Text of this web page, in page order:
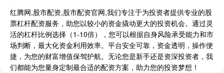
红腾网,股市配资,股市配资官网,我们专注于为投资者提供专业的股
票杠杆配资服务，助您以较小的资金撬动更大的投资机会。通过灵
活的杠杆比例选择（1-10倍），您可以根据自身风险承受能力和市
场判断，最大化资金利用效率。平台安全可靠，资金透明，操作便
捷，为您的财富增值保驾护航。无论您是新手还是资深投资者，我
们都能为您量身定制最合适的配资方案，助力您的投资梦想！